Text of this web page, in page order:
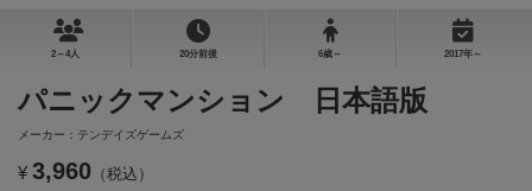
2～4人 20分前後 6歳～ 2017年～
パニックマンション 日本語版
メーカー：テンデイズゲームズ
¥ 3,960 （税込）